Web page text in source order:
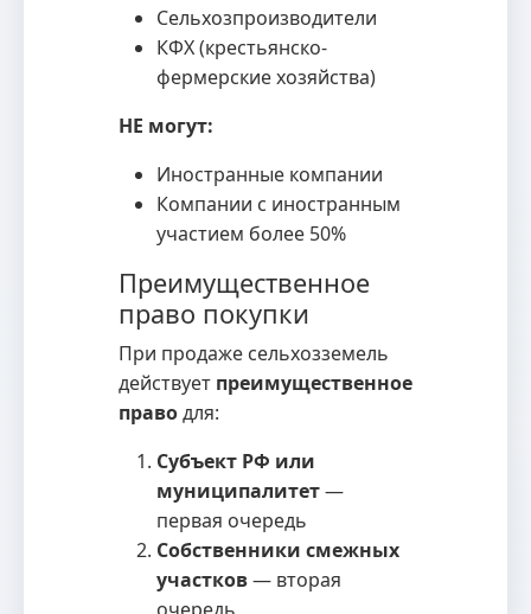
Сельхозпроизводители
КФХ (крестьянско-
фермерские хозяйства)
НЕ могут:
Иностранные компании
Компании с иностранным
участием более 50%
Преимущественное
право покупки
При продаже сельхозземель
действует преимущественное
праводля:
Субъект РФ или
муниципалитет—
первая очередь
Собственники смежных
участков— вторая